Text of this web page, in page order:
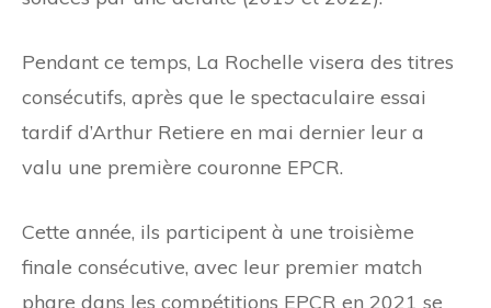
Pendant ce temps, La Rochelle visera des titres
consécutifs, après que le spectaculaire essai
tardif d’Arthur Retiere en mai dernier leur a
valu une première couronne EPCR.
Cette année, ils participent à une troisième
finale consécutive, avec leur premier match
phare dans les compétitions EPCR en 2021 se